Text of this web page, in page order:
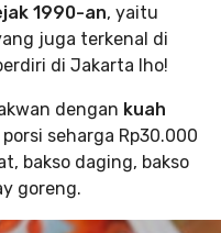
1990-an, yaitu
juga terkenal di
di Jakarta lho!
dengan kuah
seharga Rp30.000
bakso daging, bakso
goreng.